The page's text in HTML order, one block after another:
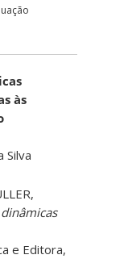
às
Silva
e Editora,